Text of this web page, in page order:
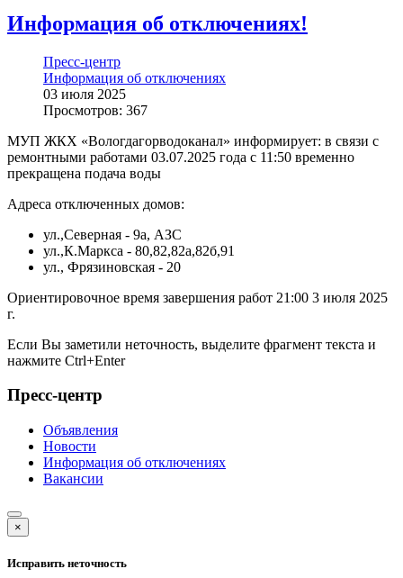
Информация об отключениях!
Пресс-центр
Информация об отключениях
03 июля 2025
Просмотров: 367
МУП ЖКХ «Вологдагорводоканал» информирует: в связи с
ремонтными работами 03.07.2025 года с 11:50 временно
прекращена подача воды
Адреса отключенных домов:
ул.,Северная - 9а, АЗС
ул.,К.Маркса - 80,82,82а,82б,91
ул., Фрязиновская - 20
Ориентировочное время завершения работ 21:00 3 июля 2025
г.
Если Вы заметили неточность, выделите фрагмент текста и
нажмите Ctrl+Enter
Пресс-центр
Объявления
Новости
Информация об отключениях
Вакансии
×
Исправить неточность